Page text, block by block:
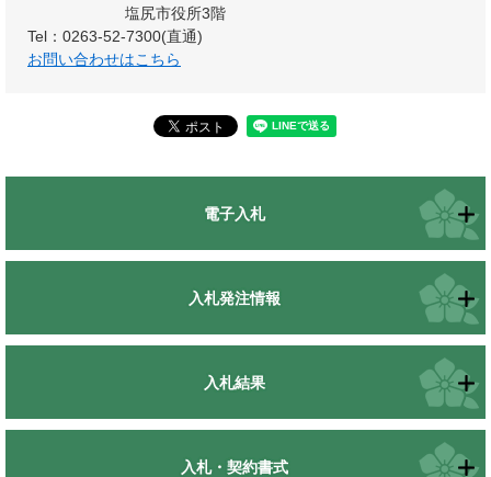
塩尻市役所3階
Tel：0263-52-7300(直通)
お問い合わせはこちら
電子入札
入札発注情報
入札結果
入札・契約書式